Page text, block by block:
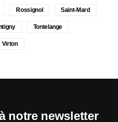
Rossignol Saint-Mard
Tontelange
Virton
notre newsletter